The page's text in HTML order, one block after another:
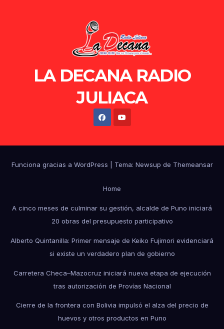
LA DECANA RADIO
JULIACA
Funciona gracias a WordPress Tema: Newsup de Themeansar
Home
A cinco meses de culminar su gestión, alcalde de Puno iniciará
20 obras del presupuesto participativo
Alberto Quintanilla: Primer mensaje de Keiko Fujimori evidenciará
si existe un verdadero plan de gobierno
Carretera Checa–Mazocruz iniciará nueva etapa de ejecución
tras autorización de Provías Nacional
Cierre de la frontera con Bolivia impulsó el alza del precio de
huevos y otros productos en Puno